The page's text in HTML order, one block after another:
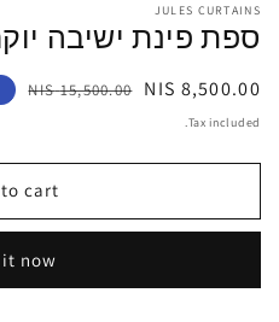
JULES CURTAINS
ספת פינת ישיבה
Regular
15,500.00 NIS 8,500.00 NIS
Tax included.
cart
it now